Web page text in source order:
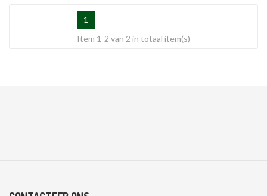
1
Item 1-2 van 2 in totaal item(s)